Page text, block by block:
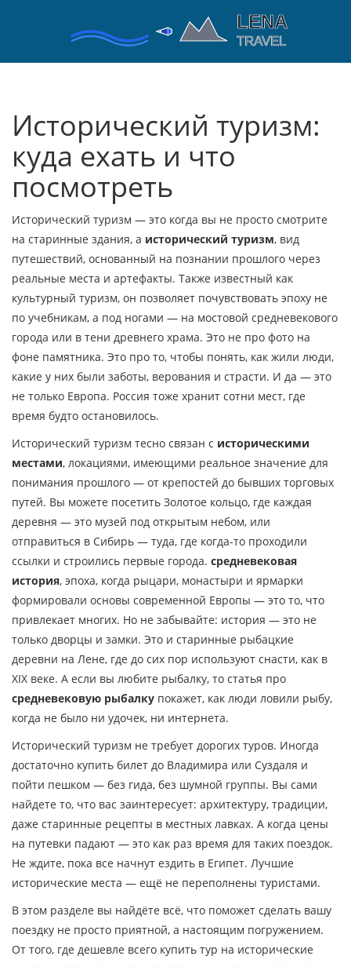
Исторический туризм:
куда ехать и что
посмотреть
Исторический туризм — это когда вы не просто смотрите
на старинные здания, а исторический туризм, вид
путешествий, основанный на познании прошлого через
реальные места и артефакты. Также известный как
культурный туризм, он позволяет почувствовать эпоху не
по учебникам, а под ногами — на мостовой средневекового
города или в тени древнего храма. Это не про фото на
фоне памятника. Это про то, чтобы понять, как жили люди,
какие у них были заботы, верования и страсти. И да — это
не только Европа. Россия тоже хранит сотни мест, где
время будто остановилось.
Исторический туризм тесно связан с историческими
местами, локациями, имеющими реальное значение для
понимания прошлого — от крепостей до бывших торговых
путей. Вы можете посетить Золотое кольцо, где каждая
деревня — это музей под открытым небом, или
отправиться в Сибирь — туда, где когда-то проходили
ссылки и строились первые города. средневековая
история, эпоха, когда рыцари, монастыри и ярмарки
формировали основы современной Европы — это то, что
привлекает многих. Но не забывайте: история — это не
только дворцы и замки. Это и старинные рыбацкие
деревни на Лене, где до сих пор используют снасти, как в
XIX веке. А если вы любите рыбалку, то статья про
средневековую рыбалку покажет, как люди ловили рыбу,
когда не было ни удочек, ни интернета.
Исторический туризм не требует дорогих туров. Иногда
достаточно купить билет до Владимира или Суздаля и
пойти пешком — без гида, без шумной группы. Вы сами
найдете то, что вас заинтересует: архитектуру, традиции,
даже старинные рецепты в местных лавках. А когда цены
на путевки падают — это как раз время для таких поездок.
Не ждите, пока все начнут ездить в Египет. Лучшие
исторические места — ещё не переполнены туристами.
В этом разделе вы найдёте всё, что поможет сделать вашу
поездку не просто приятной, а настоящим погружением.
От того, где дешевле всего купить тур на исторические